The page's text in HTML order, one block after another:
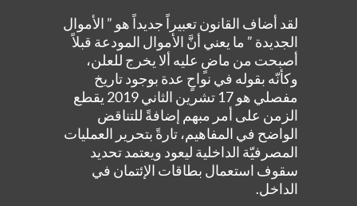
لقد أضاف القانون تعبيراً جديداً هو ” الأموال
الجديدة ” ما يعني أنَّ الأموال المودعة قبلاً
أصبحت من ماضٍ عليه ألا يخرج للعلن،
وكأنّه بقوله في نواحٍ عدة بوجود تاريخ
مفصلي هو 17 تشرين الثاني 2019 يقطع
الزمن على أمر مبهم إضافةً للتناقض
الواضح في المفاهيم، تارةً بتحرير العمليات
المصرفيّة الداخلية ليعود ويعتمد تحديد
سقوف استعمال بطاقات الإئتمان في
الداخل.